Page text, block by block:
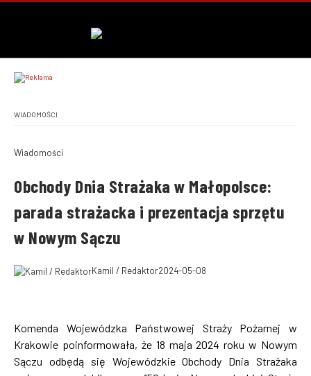
WIADOMOŚCI
Wiadomości
Obchody Dnia Strażaka w Małopolsce:
parada strażacka i prezentacja sprzętu
w Nowym Sączu
Kamil / Redaktor2024-05-08
Komenda Wojewódzka Państwowej Straży Pożarnej w
Krakowie poinformowała, że 18 maja 2024 roku w Nowym
Sączu odbędą się Wojewódzkie Obchody Dnia Strażaka